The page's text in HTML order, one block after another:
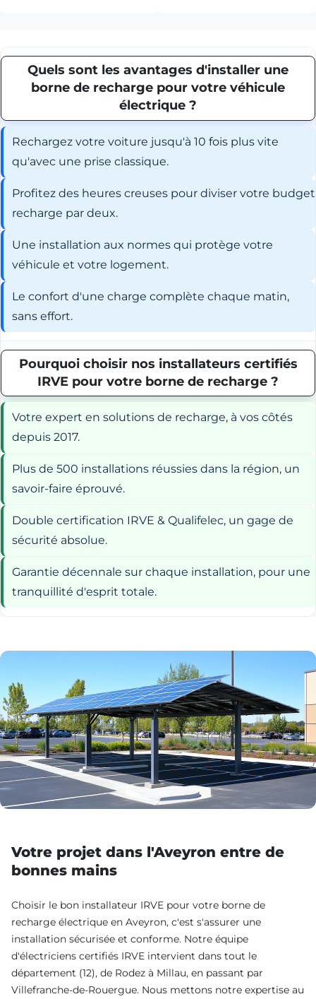
Quels sont les avantages d'installer une
borne de recharge pour votre véhicule
électrique ?
Rechargez votre voiture jusqu'à 10 fois plus vite
qu'avec une prise classique.
Profitez des heures creuses pour diviser votre budget
recharge par deux.
Une installation aux normes qui protège votre
véhicule et votre logement.
Le confort d'une charge complète chaque matin,
sans effort.
Pourquoi choisir nos installateurs certifiés
IRVE pour votre borne de recharge ?
Votre expert en solutions de recharge, à vos côtés
depuis 2017.
Plus de 500 installations réussies dans la région, un
savoir-faire éprouvé.
Double certification IRVE & Qualifelec, un gage de
sécurité absolue.
Garantie décennale sur chaque installation, pour une
tranquillité d'esprit totale.
Votre projet dans l'Aveyron entre de
bonnes mains
Choisir le bon installateur IRVE pour votre borne de
recharge électrique en Aveyron, c'est s'assurer une
installation sécurisée et conforme. Notre équipe
d'électriciens certifiés IRVE intervient dans tout le
département (12), de Rodez à Millau, en passant par
Villefranche-de-Rouergue. Nous mettons notre expertise au